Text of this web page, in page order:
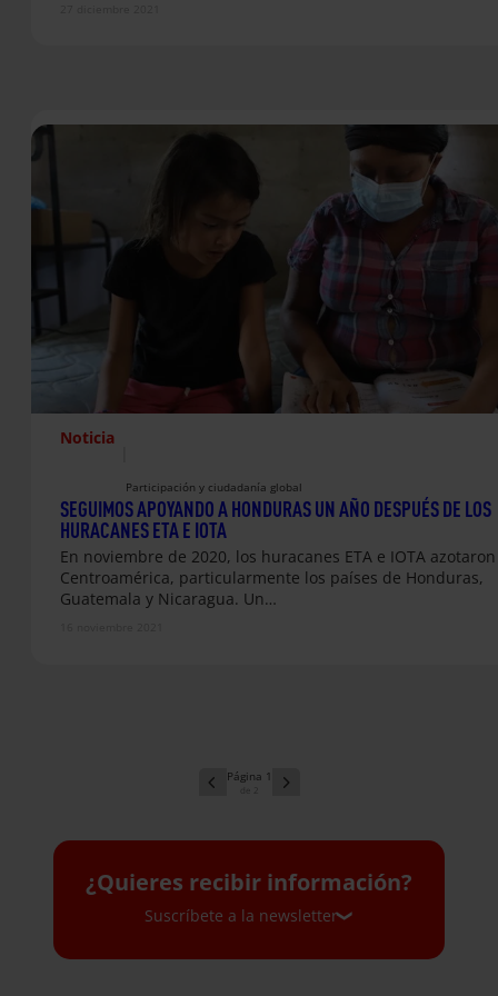
Noticia
Participación y ciudadanía global
SEGUIMOS APOYANDO A HONDURAS UN AÑO DESPUÉS DE LOS
HURACANES ETA E IOTA
En noviembre de 2020, los huracanes ETA e IOTA azotaron
Centroamérica, particularmente los países de Honduras,
Guatemala y Nicaragua. Un…
1
¿Quieres recibir información?
Suscríbete a la newsletter